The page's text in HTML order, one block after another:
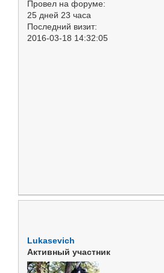
Провел на форуме:
25 дней 23 часа
Последний визит:
2016-03-18 14:32:05
Lukasevich
Активный участник